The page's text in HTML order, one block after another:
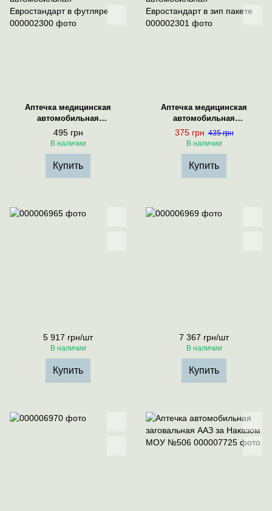
Аптечка медицинская
автомобильная
Евростандарт в футляре
495 грн
В наличии
Купить
Аптечка медицинская
автомобильная
Евростандарт в зип пакете
375 грн 435 грн
В наличии
Купить
5 917 грн/шт
В наличии
Купить
7 367 грн/шт
В наличии
Купить